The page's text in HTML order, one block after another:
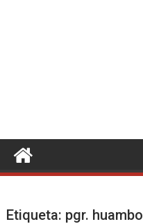
Etiqueta: pgr. huambo